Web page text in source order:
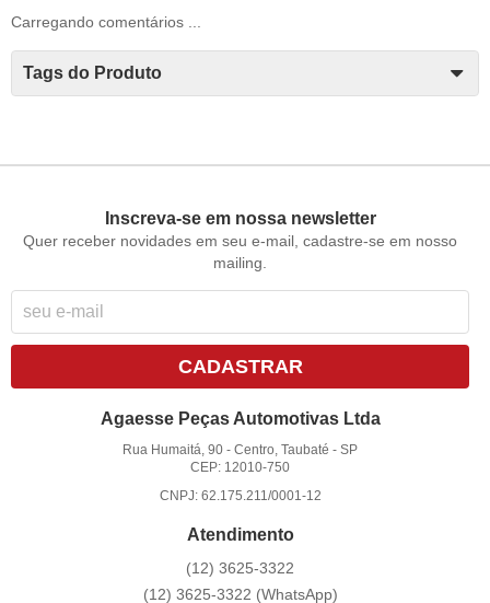
Carregando comentários ...
Tags do Produto
Inscreva-se em nossa newsletter
Quer receber novidades em seu e-mail, cadastre-se em nosso
mailing.
CADASTRAR
Agaesse Peças Automotivas Ltda
Rua Humaitá, 90 -Centro, Taubaté -SP
CEP: 12010-750
CNPJ: 62.175.211/0001-12
Atendimento
(12) 3625-3322
(12) 3625-3322 (WhatsApp)